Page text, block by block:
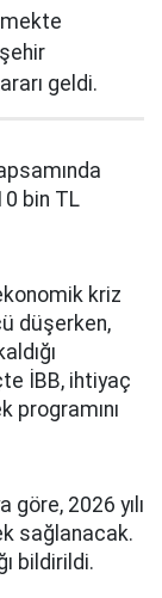
geldi.
bin TL
kriz
düşerken,
İBB, ihtiyaç
programını
göre, 2026 yılı
sağlanacak.
bildirildi.